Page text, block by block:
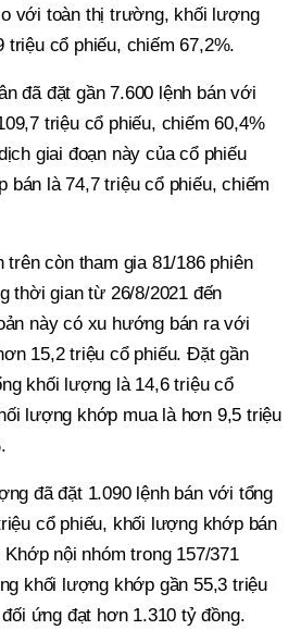
với toàn thị trường, khối lượng
triệu cổ phiếu, chiếm 67,2%.
đã đặt gần 7.600 lệnh bán với
triệu cổ phiếu, chiếm 60,4%
giai đoạn này của cổ phiếu
bán là 74,7 triệu cổ phiếu, chiếm
trên còn tham gia 81/186 phiên
thời gian từ 26/8/2021 đến
này có xu hướng bán ra với
15,2 triệu cổ phiếu. Đặt gần
khối lượng là 14,6 triệu cổ
lượng khớp mua là hơn 9,5 triệu
đã đặt 1.090 lệnh bán với tổng
cổ phiếu, khối lượng khớp bán
nội nhóm trong 157/371
khối lượng khớp gần 55,3 triệu
ứng đạt hơn 1.310 tỷ đồng.